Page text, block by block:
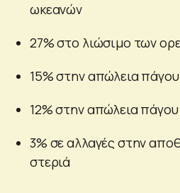
ωκεανών
27% στο λιώσιμο των
15% στην απώλεια
12% στην απώλεια
3% σε αλλαγές στην
στεριά